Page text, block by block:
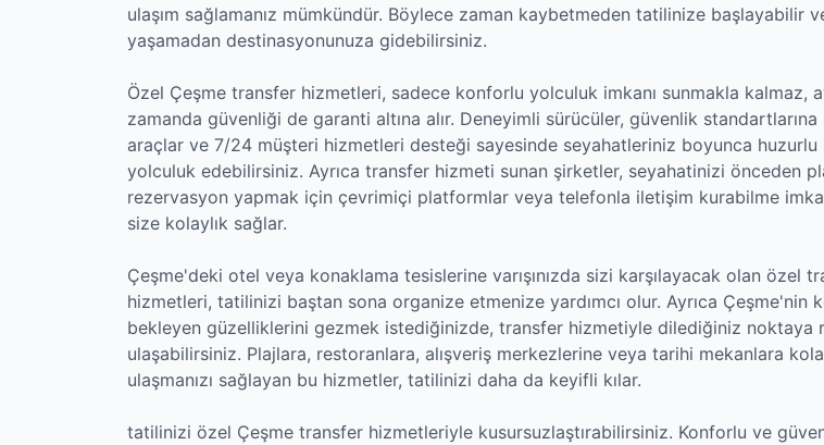
ulaşım sağlamanız mümkündür. Böylece zaman kaybetmeden tatilinize başlayabilir
yaşamadan destinasyonunuza gidebilirsiniz.
Özel Çeşme transfer hizmetleri, sadece konforlu yolculuk imkanı sunmakla kalmaz,
zamanda güvenliği de garanti altına alır. Deneyimli sürücüler, güvenlik standartlarına
araçlar ve 7/24 müşteri hizmetleri desteği sayesinde seyahatleriniz boyunca huzurlu
yolculuk edebilirsiniz. Ayrıca transfer hizmeti sunan şirketler, seyahatinizi önceden
rezervasyon yapmak için çevrimiçi platformlar veya telefonla iletişim kurabilme
size kolaylık sağlar.
Çeşme'deki otel veya konaklama tesislerine varışınızda sizi karşılayacak olan özel
hizmetleri, tatilinizi baştan sona organize etmenize yardımcı olur. Ayrıca Çeşme'nin
bekleyen güzelliklerini gezmek istediğinizde, transfer hizmetiyle dilediğiniz noktaya
ulaşabilirsiniz. Plajlara, restoranlara, alışveriş merkezlerine veya tarihi mekanlara
ulaşmanızı sağlayan bu hizmetler, tatilinizi daha da keyifli kılar.
tatilinizi özel Çeşme transfer hizmetleriyle kusursuzlaştırabilirsiniz. Konforlu ve